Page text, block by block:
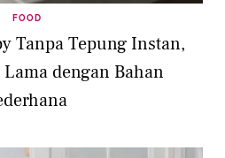
FOOD
Tanpa Tepung Instan,
dengan Bahan